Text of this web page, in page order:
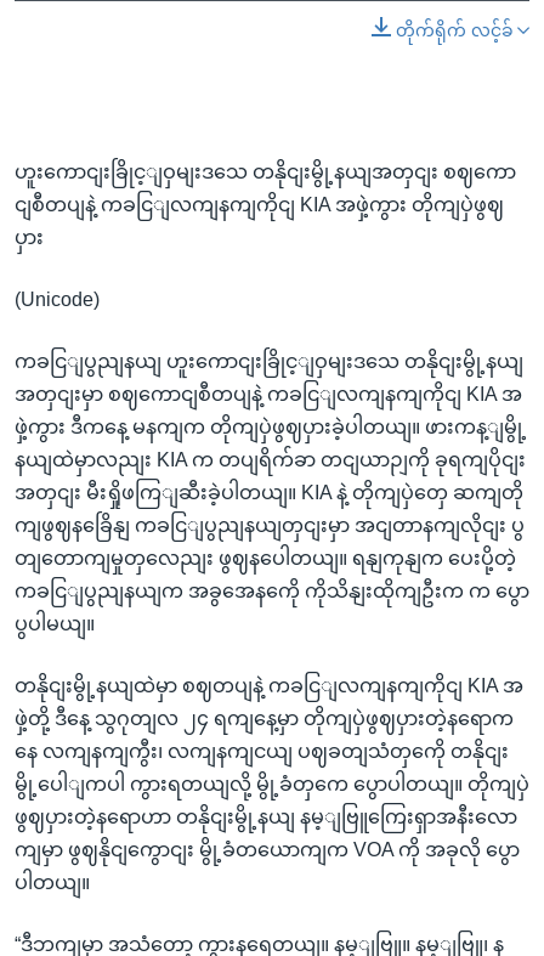
တိုက်ရိုက် လင့်ခ်
ဟူးကောငျးခြိုင့ျဝှမျးဒသေ တနိုငျးမွို့နယျအတှငျး စဈကော
ငျစီတပျနဲ့ ကခငြျလကျနကျကိုငျ KIA အဖှဲ့ကွား တိုကျပှဲဖွဈ
ပှား
(Unicode)
ကခငြျပွညျနယျ ဟူးကောငျးခြိုင့ျဝှမျးဒသေ တနိုငျးမွို့နယျ
အတှငျးမှာ စဈကောငျစီတပျနဲ့ ကခငြျလကျနကျကိုငျ KIA အ
ဖှဲ့ကွား ဒီကနေ့ မနကျက တိုကျပှဲဖွဈပှားခဲ့ပါတယျ။ ဖားကန့ျမွို့
နယျထဲမှာလညျး KIA က တပျရိက်ခာ တငျယာဉျကို ခုရကျပိုငျး
အတှငျး မီးရှိုဖကြျဆီးခဲ့ပါတယျ။ KIA နဲ့ တိုကျပှဲတှေ ဆကျတို
ကျဖွဈနခြေိနျ ကခငြျပွညျနယျတှငျးမှာ အငျတာနကျလိုငျး ပွ
တျတောကျမှုတှလေညျး ဖွဈနပေါတယျ။ ရနျကုနျက ပေးပို့တဲ့
ကခငြျပွညျနယျက အခွအေနကေို ကိုသိနျးထိုကျဦးက က ပွော
ပွပါမယျ။
တနိုငျးမွို့နယျထဲမှာ စဈတပျနဲ့ ကခငြျလကျနကျကိုငျ KIA အ
ဖှဲ့တို့ ဒီနေ့ သွဂုတျလ ၂၄ ရကျနေ့မှာ တိုကျပှဲဖွဈပှားတဲ့နရောက
နေ လကျနကျကွီး၊ လကျနကျငယျ ပဈခတျသံတှကေို တနိုငျး
မွို့ပေါျကပါ ကွားရတယျလို့ မွို့ခံတှကေ ပွောပါတယျ။ တိုကျပှဲ
ဖွဈပှားတဲ့နရောဟာ တနိုငျးမွို့နယျ နမ့ျဗြူကြေးရှာအနီးလော
ကျမှာ ဖွဈနိုငျကွောငျး မွို့ခံတယောကျက VOA ကို အခုလို ပွော
ပါတယျ။
“ဒီဘကျမှာ အသံတော့ ကွားနရေတယျ။ နမ့ျဗြူ။ နမ့ျဗြူ၊ န